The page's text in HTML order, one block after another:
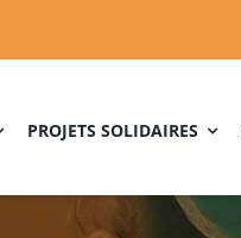
PROJETS SOLIDAIRES